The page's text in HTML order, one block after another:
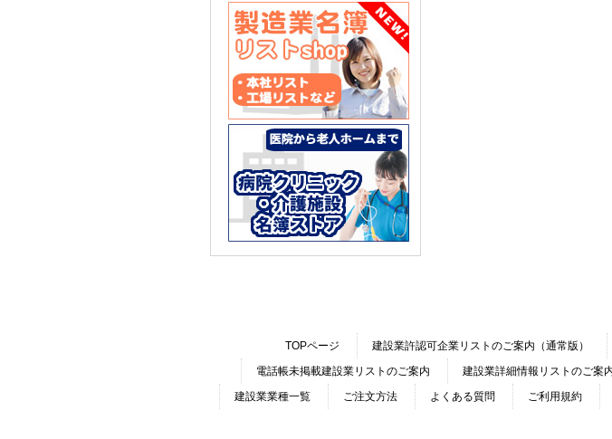
TOPページ 建設業許認可企業リストのご案内（通常版）
電話帳未掲載建設業リストのご案内
建設業詳細情報リストのご案
建設業業種一覧
ご注文方法 よくある質問 ご利用規約